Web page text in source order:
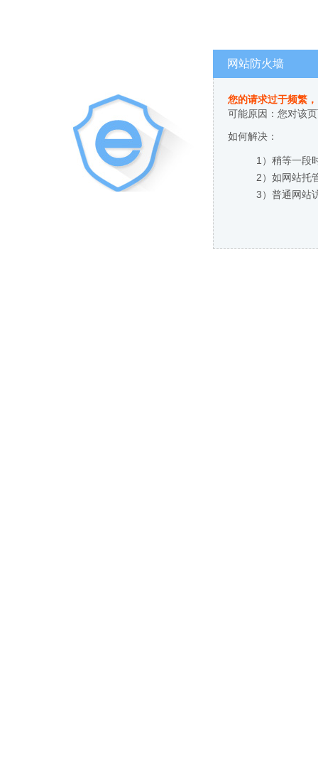
网站防火墙
您的请求过于频繁
可能原因：您对该
如何解决：
1）稍等一段
2）如网站托
3）普通网站